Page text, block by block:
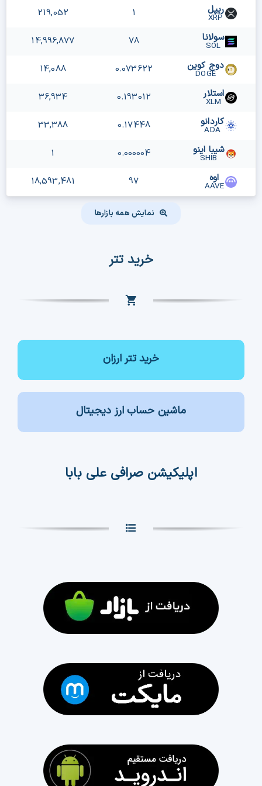
ریپل
XRP
1
219,052
سولانا
SOL
78
14,996,877
دوج کوین
DOGE
0.073622
14,088
استلار
XLM
0.193012
36,934
کاردانو
ADA
0.17448
33,388
شیبا اینو
SHIB
0.000004
1
اوه
AAVE
97
18,593,481
نمایش همه بازارها
خرید تتر
خرید تتر ارزان
ماشین حساب ارز دیجیتال
اپلیکیشن صرافی علی بابا